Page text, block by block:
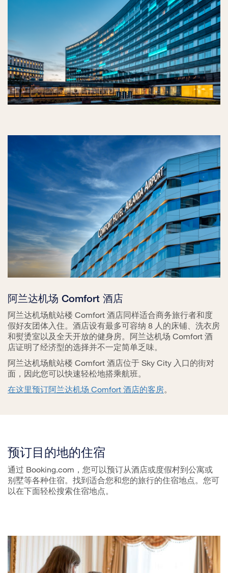
阿兰达机场 Comfort 酒店
阿兰达机场航站楼 Comfort 酒店同样适合商务旅行者和度
假好友团体入住。酒店设有最多可容纳 8 人的床铺、洗衣房
和熨烫室以及全天开放的健身房。阿兰达机场 Comfort 酒
店证明了经济型的选择并不一定简单乏味。
阿兰达机场航站楼 Comfort 酒店位于 Sky City 入口的街对
面，因此您可以快速轻松地搭乘航班。
在这里预订阿兰达机场 Comfort 酒店的客房。
预订目的地的住宿
通过 Booking.com，您可以预订从酒店或度假村到公寓或
别墅等各种住宿。找到适合您和您的旅行的住宿地点。您可
以在下面轻松搜索住宿地点。